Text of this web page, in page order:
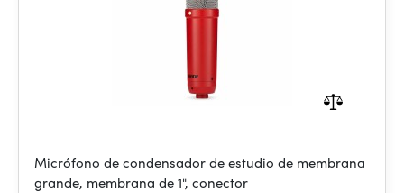
Micrófono de condensador de estudio de membrana
grande, membrana de 1", conector